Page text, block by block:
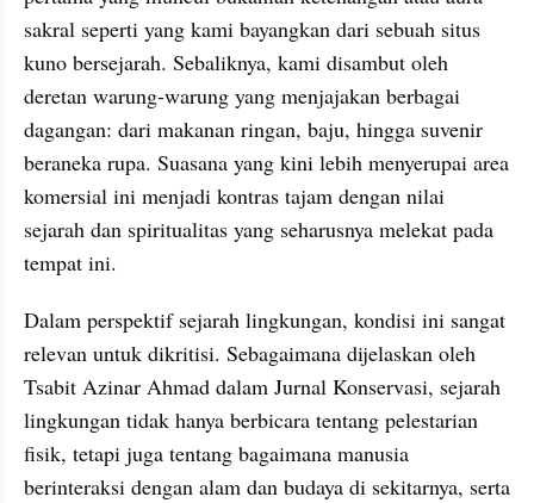
sakral seperti yang kami bayangkan dari sebuah situs
kuno bersejarah. Sebaliknya, kami disambut oleh
deretan warung-warung yang menjajakan berbagai
dagangan: dari makanan ringan, baju, hingga suvenir
beraneka rupa. Suasana yang kini lebih menyerupai area
komersial ini menjadi kontras tajam dengan nilai
sejarah dan spiritualitas yang seharusnya melekat pada
tempat ini.
Dalam perspektif sejarah lingkungan, kondisi ini sangat
relevan untuk dikritisi. Sebagaimana dijelaskan oleh
Tsabit Azinar Ahmad dalam Jurnal Konservasi, sejarah
lingkungan tidak hanya berbicara tentang pelestarian
fisik, tetapi juga tentang bagaimana manusia
berinteraksi dengan alam dan budaya di sekitarnya, serta